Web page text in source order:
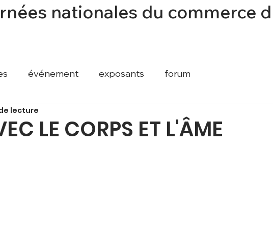
nationales du commerce
événement exposants forum
LE CORPS ET L'ÂME
lecture